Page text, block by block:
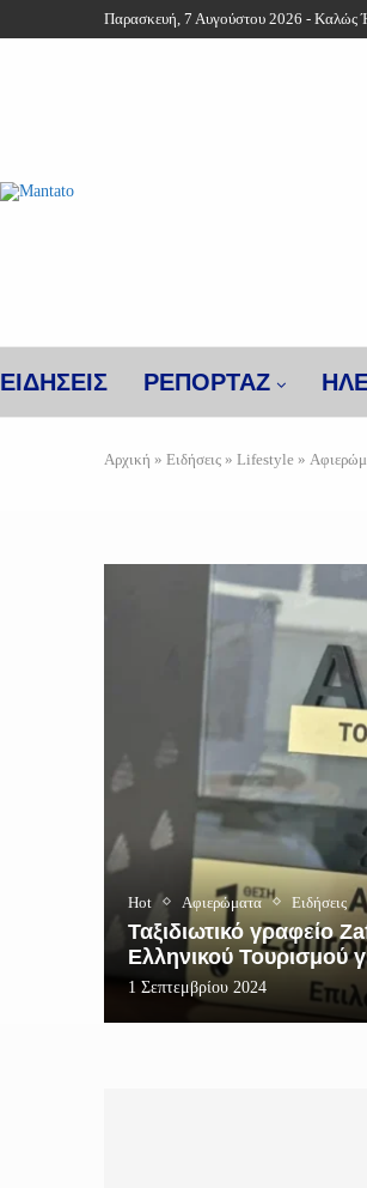
Παρασκευή, 7 Αυγούστου 2026 - Καλώς
ΕΙΔΗΣΕΙΣ ΡΕΠΟΡΤΑΖ
Αρχική » Ειδήσεις » Lifestyle »
Hot Αφιερώματα Ειδήσεις
Ταξιδιωτικό γραφείο
Ελληνικού Τουρισμού
1 Σεπτεμβρίου 2024